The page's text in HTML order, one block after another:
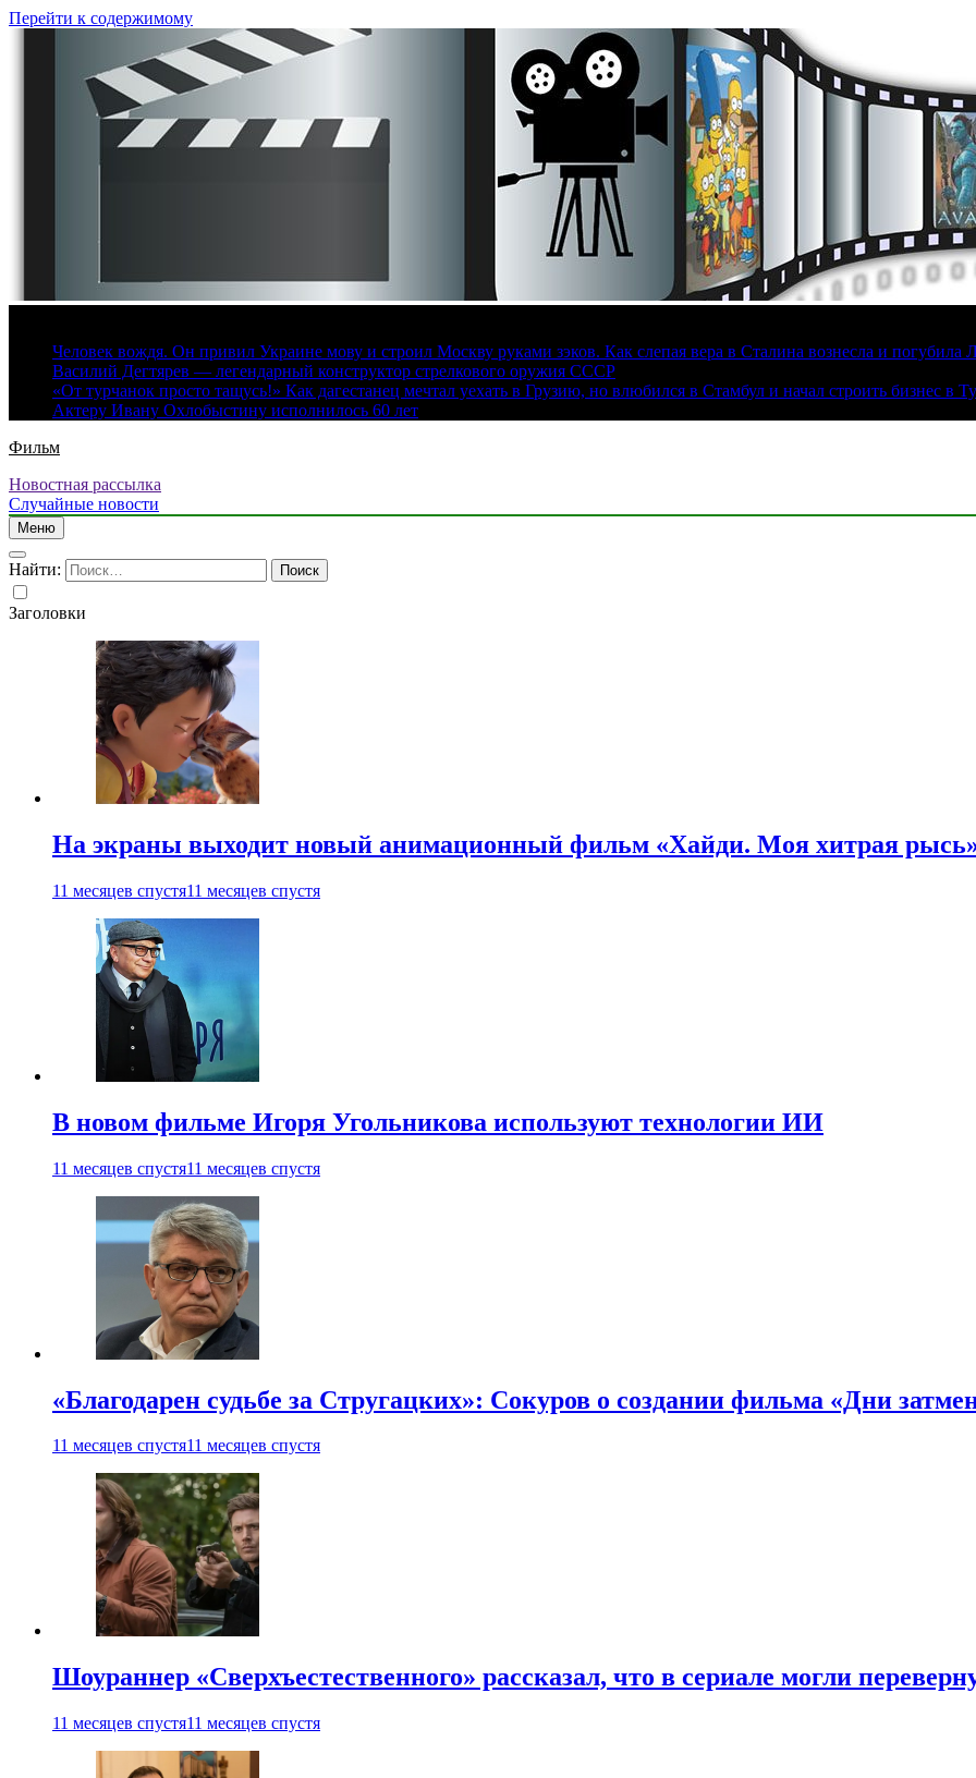
Перейти к содержимому
Человек вождя. Он привил Украине мову и строил Москву руками зэков. Как слепая вера в Сталина вознесла и погубила
Василий Дегтярев — легендарный конструктор стрелкового оружия СССР
«От турчанок просто тащусь!» Как дагестанец мечтал уехать в Грузию, но влюбился в Стамбул и начал строить бизнес в
Актеру Ивану Охлобыстину исполнилось 60 лет
Фильм
Новостная рассылка
Случайные новости
Меню
Найти:
Заголовки
На экраны выходит новый анимационный фильм «Хайди. Моя хитрая
11 месяцев спустя11 месяцев спустя
В новом фильме Игоря Угольникова используют технологии ИИ
11 месяцев спустя11 месяцев спустя
«Благодарен судьбе за Стругацких»: Сокуров о создании фильма «Дни
11 месяцев спустя11 месяцев спустя
Шоураннер «Сверхъестественного» рассказал, что в сериале могли
11 месяцев спустя11 месяцев спустя